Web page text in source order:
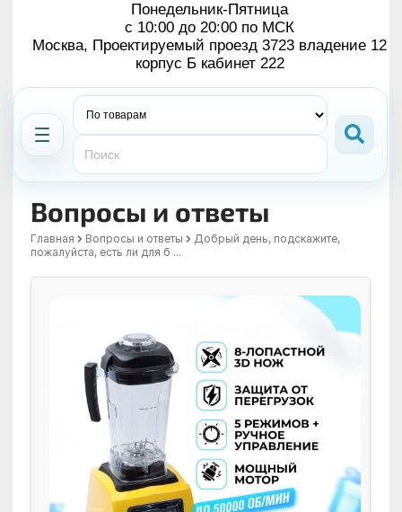
Понедельник-Пятница
с 10:00 до 20:00 по МСК
Москва, Проектируемый проезд 3723 владение 12
корпус Б кабинет 222
Вопросы и ответы
Главная Вопросы и ответы
Добрый день, подскажите,
пожалуйста, есть ли для б ...